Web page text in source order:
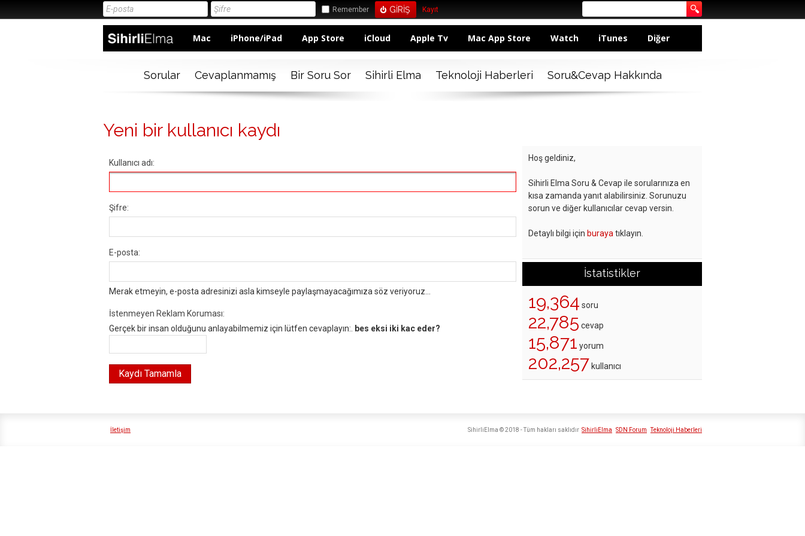
Remember Kayıt
Mac iPhone/iPad App Store iCloud Apple Tv Mac App Store Watch iTunes Diğer
Sorular Cevaplanmamış Bir Soru Sor Sihirli Elma Teknoloji Haberleri Soru&Cevap Hakkında
Yeni bir kullanıcı kaydı
Kullanıcı adı:
Şifre:
E-posta:
Merak etmeyin, e-posta adresinizi asla kimseyle paylaşmayacağımıza söz veriyoruz...
İstenmeyen Reklam Koruması:
Gerçek bir insan olduğunu anlayabilmemiz için lütfen cevaplayın:.
bes eksi iki kac eder?
Hoş geldiniz,
Sihirli Elma Soru & Cevap ile sorularınıza en
kısa zamanda yanıt alabilirsiniz. Sorunuzu
sorun ve diğer kullanıcılar cevap versin.
Detaylı bilgi için buraya tıklayın.
İstatistikler
19,364 soru
22,785 cevap
15,871 yorum
202,257 kullanıcı
İletişim SihirliElma SDN Forum Teknoloji Haberleri
SihirliElma © 2018 - Tüm hakları saklıdır